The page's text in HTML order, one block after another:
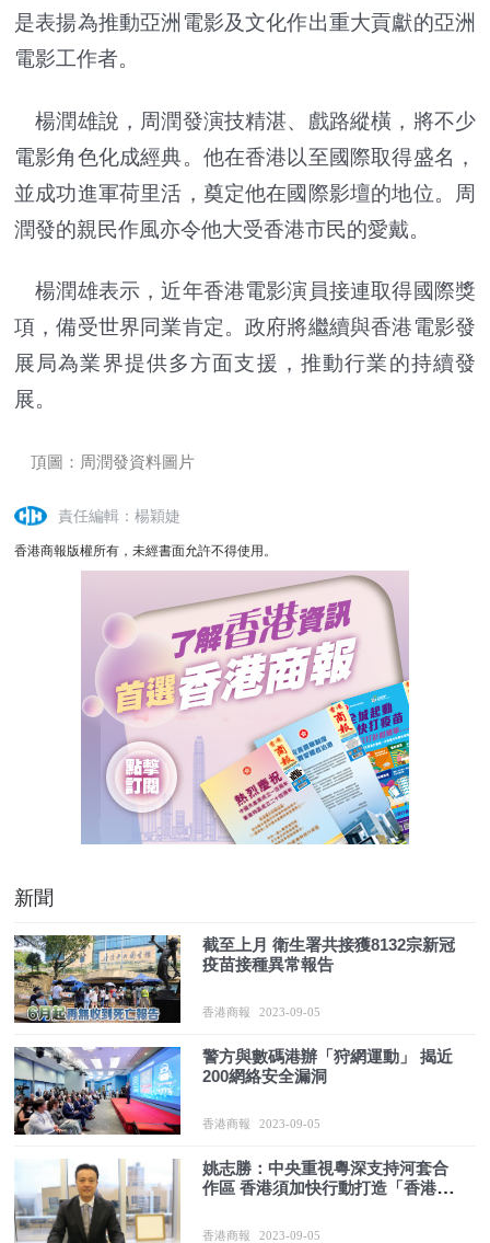
是表揚為推動亞洲電影及文化作出重大貢獻的亞洲
電影工作者。
楊潤雄說，周潤發演技精湛、戲路縱橫，將不少
電影角色化成經典。他在香港以至國際取得盛名，
並成功進軍荷里活，奠定他在國際影壇的地位。周
潤發的親民作風亦令他大受香港市民的愛戴。
楊潤雄表示，近年香港電影演員接連取得國際獎
項，備受世界同業肯定。政府將繼續與香港電影發
展局為業界提供多方面支援，推動行業的持續發
展。
頂圖：周潤發資料圖片
責任編輯：楊穎婕
香港商報版權所有，未經書面允許不得使用。
新聞
截至上月 衛生署共接獲8132宗新冠
疫苗接種異常報告
香港商報 2023-09-05
警方與數碼港辦「狩網運動」 揭近
200網絡安全漏洞
香港商報 2023-09-05
姚志勝：中央重視粵深支持河套合
作區 香港須加快行動打造「香港矽
香港商報 2023-09-05